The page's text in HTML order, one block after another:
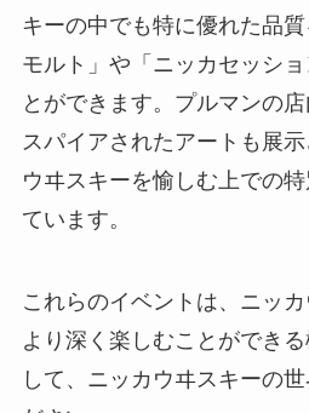
キーの中でも特に優れた品
モルト」や「ニッカセッシ
とができます。プルマンの
スパイアされたアートも展
ウヰスキーを愉しむ上での
ています。
これらのイベントは、ニッ
より深く楽しむことができ
して、ニッカウヰスキーの